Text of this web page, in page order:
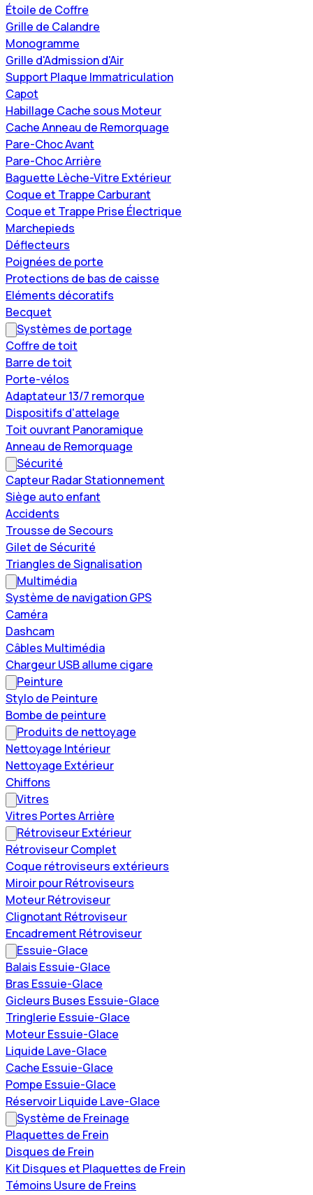
Étoile de Coffre
Grille de Calandre
Monogramme
Grille d'Admission d'Air
Support Plaque Immatriculation
Capot
Habillage Cache sous Moteur
Cache Anneau de Remorquage
Pare-Choc Avant
Pare-Choc Arrière
Baguette Lèche-Vitre Extérieur
Coque et Trappe Carburant
Coque et Trappe Prise Électrique
Marchepieds
Déflecteurs
Poignées de porte
Protections de bas de caisse
Eléments décoratifs
Becquet
Systèmes de portage
Coffre de toit
Barre de toit
Porte-vélos
Adaptateur 13/7 remorque
Dispositifs d'attelage
Toit ouvrant Panoramique
Anneau de Remorquage
Sécurité
Capteur Radar Stationnement
Siège auto enfant
Accidents
Trousse de Secours
Gilet de Sécurité
Triangles de Signalisation
Multimédia
Système de navigation GPS
Caméra
Dashcam
Câbles Multimédia
Chargeur USB allume cigare
Peinture
Stylo de Peinture
Bombe de peinture
Produits de nettoyage
Nettoyage Intérieur
Nettoyage Extérieur
Chiffons
Vitres
Vitres Portes Arrière
Rétroviseur Extérieur
Rétroviseur Complet
Coque rétroviseurs extérieurs
Miroir pour Rétroviseurs
Moteur Rétroviseur
Clignotant Rétroviseur
Encadrement Rétroviseur
Essuie-Glace
Balais Essuie-Glace
Bras Essuie-Glace
Gicleurs Buses Essuie-Glace
Tringlerie Essuie-Glace
Moteur Essuie-Glace
Liquide Lave-Glace
Cache Essuie-Glace
Pompe Essuie-Glace
Réservoir Liquide Lave-Glace
Système de Freinage
Plaquettes de Frein
Disques de Frein
Kit Disques et Plaquettes de Frein
Témoins Usure de Freins